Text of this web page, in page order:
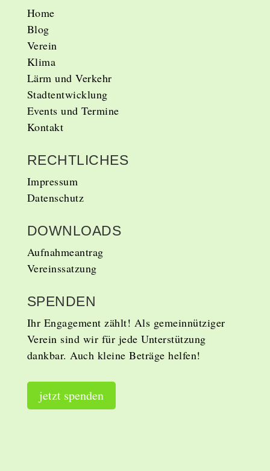
Home
Blog
Verein
Klima
Lärm und Verkehr
Stadtentwicklung
Events und Termine
Kontakt
RECHTLICHES
Impressum
Datenschutz
DOWNLOADS
Aufnahmeantrag
Vereinssatzung
SPENDEN
Ihr Engagement zählt! Als gemeinnütziger
Verein sind wir für jede Unterstützung
dankbar. Auch kleine Beträge helfen!
jetzt spenden